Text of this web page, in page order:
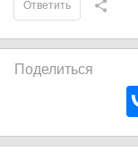
Ответить
Поделиться